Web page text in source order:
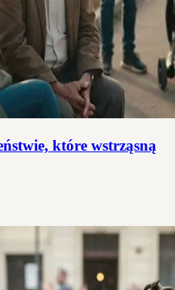
które wstrząsną